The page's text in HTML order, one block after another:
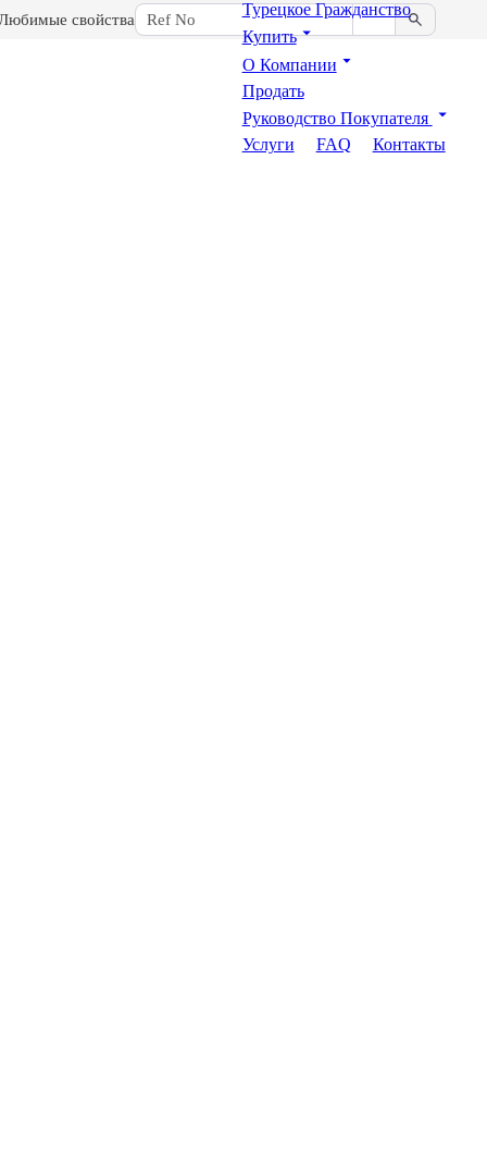
свойства
Турецкое Гражданство
Купить
О Компании
Продать
Руководство Покупателя
Услуги
FAQ Контакты